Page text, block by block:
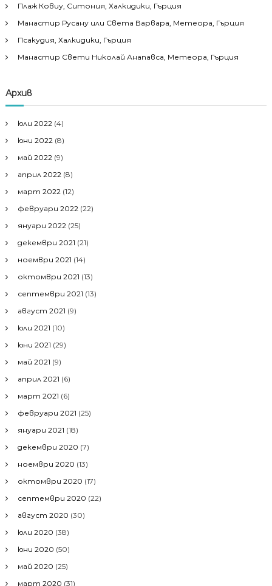
Плаж Ковиу, Ситония, Халкидики, Гърция
Манастир Русану или Света Варвара, Метеора, Гърция
Псакудия, Халкидики, Гърция
Манастир Свети Николай Анапавса, Метеора, Гърция
Архив
юли 2022 (4)
юни 2022 (8)
май 2022 (9)
април 2022 (8)
март 2022 (12)
февруари 2022 (22)
януари 2022 (25)
декември 2021 (21)
ноември 2021 (14)
октомври 2021 (13)
септември 2021 (13)
август 2021 (9)
юли 2021 (10)
юни 2021 (29)
май 2021 (9)
април 2021 (6)
март 2021 (6)
февруари 2021 (25)
януари 2021 (18)
декември 2020 (7)
ноември 2020 (13)
октомври 2020 (17)
септември 2020 (22)
август 2020 (30)
юли 2020 (38)
юни 2020 (50)
май 2020 (25)
март 2020 (31)